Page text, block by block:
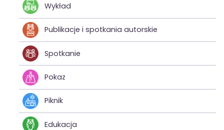
Wykład
Publikacje i spotkania autorskie
Spotkanie
Pokaz
Piknik
Edukacja